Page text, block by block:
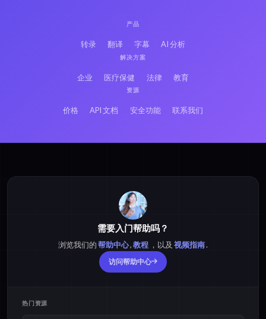
产品
转录 翻译 字幕 AI 分析
解决方案
企业 医疗保健 法律 教育
资源
价格 API 文档 安全功能 联系我们
需要入门帮助吗？
浏览我们的帮助中心,教程 ，以及 视频指南.
访问帮助中心
热门资源